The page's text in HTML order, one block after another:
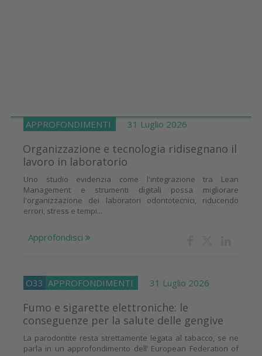
APPROFONDIMENTI 31 Luglio 2026
Organizzazione e tecnologia ridisegnano il
lavoro in laboratorio
Uno studio evidenzia come l'integrazione tra Lean
Management e strumenti digitali possa migliorare
l'organizzazione dei laboratori odontotecnici, riducendo
errori, stress e tempi...
Approfondisci
O33 APPROFONDIMENTI 31 Luglio 2026
Fumo e sigarette elettroniche: le
conseguenze per la salute delle gengive
La parodontite resta strettamente legata al tabacco, se ne
parla in un approfondimento dell’ European Federation of